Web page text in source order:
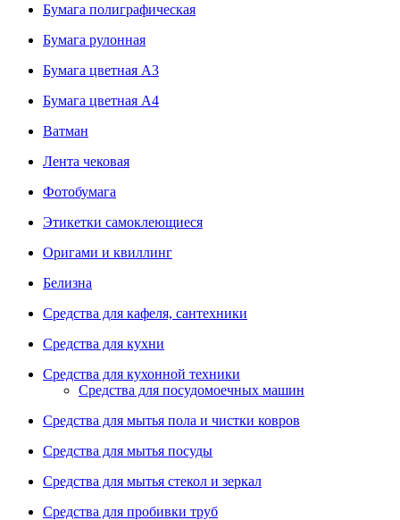
Бумага полиграфическая
Бумага рулонная
Бумага цветная А3
Бумага цветная А4
Ватман
Лента чековая
Фотобумага
Этикетки самоклеющиеся
Оригами и квиллинг
Белизна
Средства для кафеля, сантехники
Средства для кухни
Средства для кухонной техники
Средства для посудомоечных машин
Средства для мытья пола и чистки ковров
Средства для мытья посуды
Средства для мытья стекол и зеркал
Средства для пробивки труб